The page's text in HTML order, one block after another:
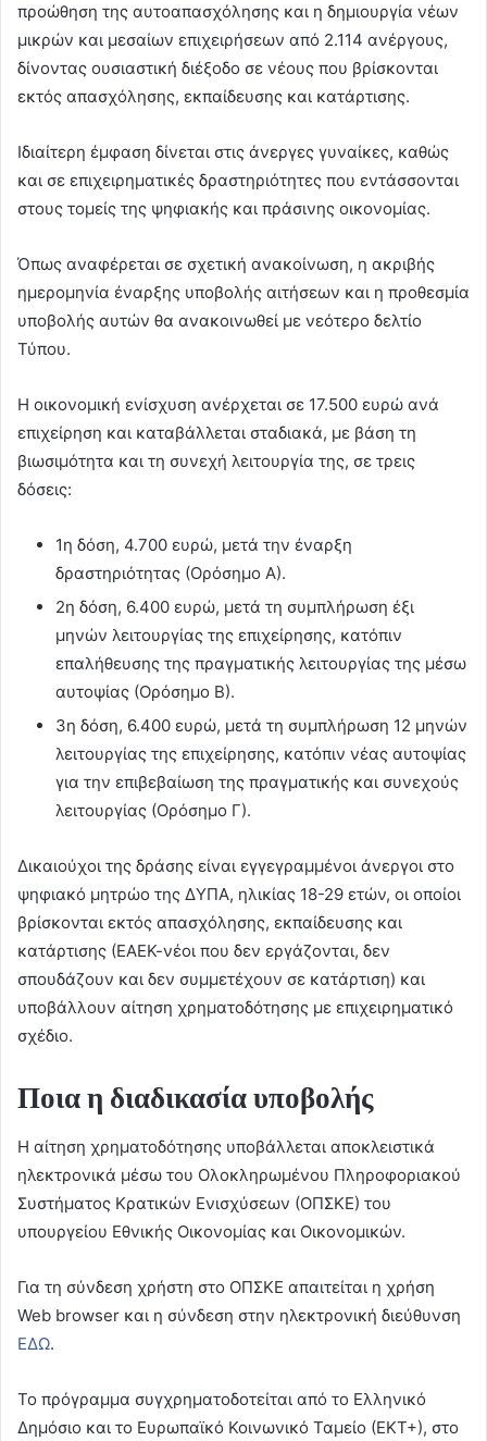
προώθηση της αυτοαπασχόλησης και η δημιουργία νέων
μικρών και μεσαίων επιχειρήσεων από 2.114 ανέργους,
δίνοντας ουσιαστική διέξοδο σε νέους που βρίσκονται
εκτός απασχόλησης, εκπαίδευσης και κατάρτισης.
Ιδιαίτερη έμφαση δίνεται στις άνεργες γυναίκες, καθώς
και σε επιχειρηματικές δραστηριότητες που εντάσσονται
στους τομείς της ψηφιακής και πράσινης οικονομίας.
Όπως αναφέρεται σε σχετική ανακοίνωση, η ακριβής
ημερομηνία έναρξης υποβολής αιτήσεων και η προθεσμία
υποβολής αυτών θα ανακοινωθεί με νεότερο δελτίο
Τύπου.
Η οικονομική ενίσχυση ανέρχεται σε 17.500 ευρώ ανά
επιχείρηση και καταβάλλεται σταδιακά, με βάση τη
βιωσιμότητα και τη συνεχή λειτουργία της, σε τρεις
δόσεις:
1η δόση, 4.700 ευρώ, μετά την έναρξη
δραστηριότητας (Ορόσημο Α).
2η δόση, 6.400 ευρώ, μετά τη συμπλήρωση έξι
μηνών λειτουργίας της επιχείρησης, κατόπιν
επαλήθευσης της πραγματικής λειτουργίας της μέσω
αυτοψίας (Ορόσημο Β).
3η δόση, 6.400 ευρώ, μετά τη συμπλήρωση 12 μηνών
λειτουργίας της επιχείρησης, κατόπιν νέας αυτοψίας
για την επιβεβαίωση της πραγματικής και συνεχούς
λειτουργίας (Ορόσημο Γ).
Δικαιούχοι της δράσης είναι εγγεγραμμένοι άνεργοι στο
ψηφιακό μητρώο της ΔΥΠΑ, ηλικίας 18-29 ετών, οι οποίοι
βρίσκονται εκτός απασχόλησης, εκπαίδευσης και
κατάρτισης (ΕΑΕΚ-νέοι που δεν εργάζονται, δεν
σπουδάζουν και δεν συμμετέχουν σε κατάρτιση) και
υποβάλλουν αίτηση χρηματοδότησης με επιχειρηματικό
σχέδιο.
Ποια η διαδικασία υποβολής
Η αίτηση χρηματοδότησης υποβάλλεται αποκλειστικά
ηλεκτρονικά μέσω του Ολοκληρωμένου Πληροφοριακού
Συστήματος Κρατικών Ενισχύσεων (ΟΠΣΚΕ) του
υπουργείου Εθνικής Οικονομίας και Οικονομικών.
Για τη σύνδεση χρήστη στο ΟΠΣΚΕ απαιτείται η χρήση
Web browser και η σύνδεση στην ηλεκτρονική διεύθυνση
ΕΔΩ.
Το πρόγραμμα συγχρηματοδοτείται από το Ελληνικό
Δημόσιο και το Ευρωπαϊκό Κοινωνικό Ταμείο (ΕΚΤ+), στο